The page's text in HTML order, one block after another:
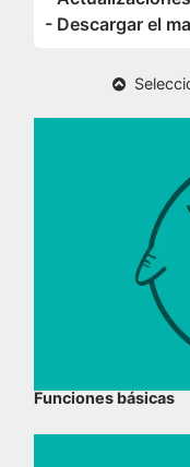
- Descargar el
Funciones básicas